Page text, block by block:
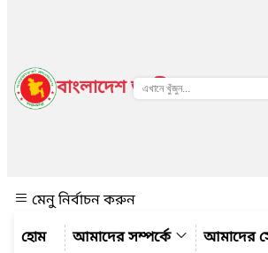
বাংলাদেশ জাতীয় তথ্য বাতায়ন
মেনু নির্বাচন করুন
আমাদের সম্পর্কে
আমাদের